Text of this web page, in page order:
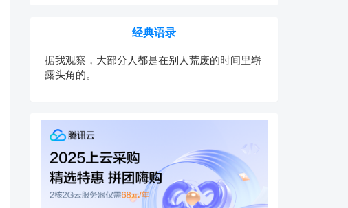
经典语录
据我观察，大部分人都是在别人荒废的时间里崭
露头角的。